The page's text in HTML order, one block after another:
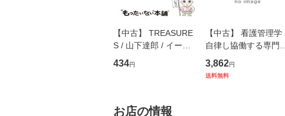
【中古】 TREASURE
S / 山下達郎 / イース
トウエスト・ジャパン
[CD]【メール便送料無
434円
【中古】 看護管理学
自律し協働する専門職
の看護マネジメントス
キル 改訂第3版 (看護
3,862円
送料無料
お店の情報